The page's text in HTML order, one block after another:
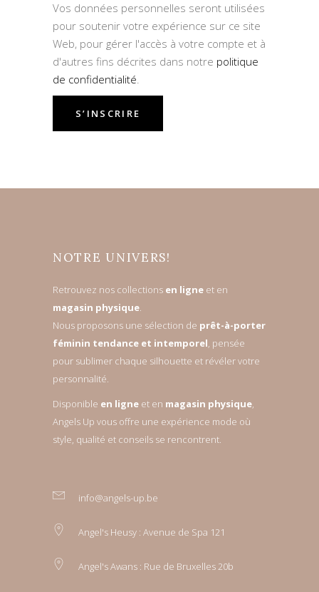
Vos données personnelles seront utilisées
pour soutenir votre expérience sur ce site
Web, pour gérer l'accès à votre compte et à
d'autres fins décrites dans notre politique
de confidentialité.
S’INSCRIRE
NOTRE UNIVERS!
Retrouvez nos collections en ligne et en
magasin physique.
Nous proposons une sélection de prêt-à-porter
féminin tendance et intemporel, pensée
pour sublimer chaque silhouette et révéler votre
personnalité.
Disponible en ligne et en magasin physique,
Angels Up vous offre une expérience mode où
style, qualité et conseils se rencontrent.
info@angels-up.be
Angel's Heusy : Avenue de Spa 121
Angel's Awans : Rue de Bruxelles 20b